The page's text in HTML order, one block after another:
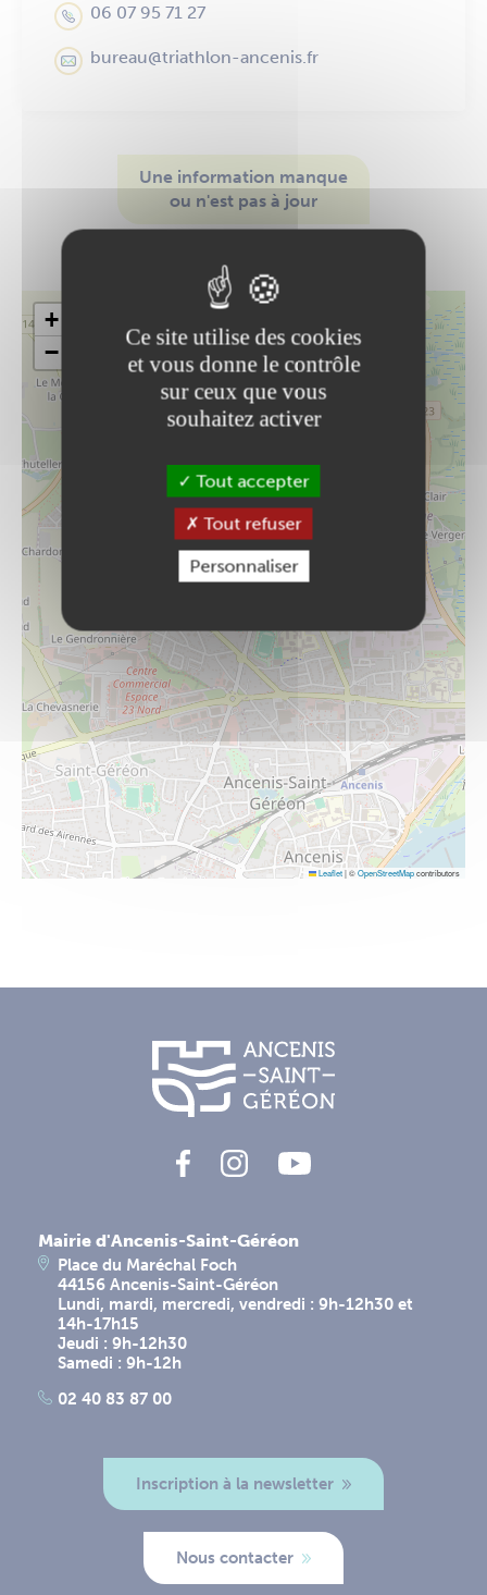
06 07 95 71 27
bureau@triathlon-ancenis.fr
Une information manque
ou n'est pas à jour
+
−
Leaflet|©OpenStreetMapcontributors
Mairie d'Ancenis-Saint-Géréon
Place du Maréchal Foch
44156 Ancenis-Saint-Géréon
Lundi, mardi, mercredi, vendredi : 9h-12h30 et
14h-17h15
Jeudi : 9h-12h30
Samedi : 9h-12h
02 40 83 87 00
Inscription à la newsletter
Nous contacter
Ce site utilise des cookies
et vous donne le contrôle
sur ceux que vous
souhaitez activer
Tout accepter
Tout refuser
Personnaliser